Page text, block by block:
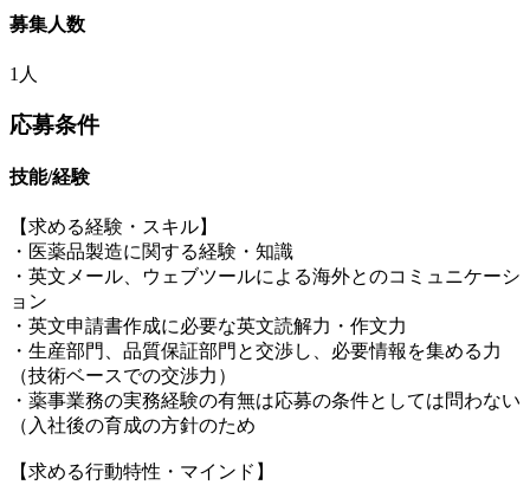
募集人数
1人
応募条件
技能/経験
【求める経験・スキル】
・医薬品製造に関する経験・知識
・英文メール、ウェブツールによる海外とのコミュニケーシ
ョン
・英文申請書作成に必要な英文読解力・作文力
・生産部門、品質保証部門と交渉し、必要情報を集める力
（技術ベースでの交渉力）
・薬事業務の実務経験の有無は応募の条件としては問わない
（入社後の育成の方針のため
【求める行動特性・マインド】